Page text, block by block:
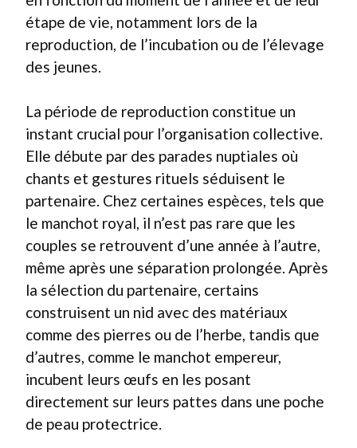
étape de vie, notamment lors de la
reproduction, de l’incubation ou de l’élevage
des jeunes.
La période de reproduction constitue un
instant crucial pour l’organisation collective.
Elle débute par des parades nuptiales où
chants et gestures rituels séduisent le
partenaire. Chez certaines espèces, tels que
le manchot royal, il n’est pas rare que les
couples se retrouvent d’une année à l’autre,
même après une séparation prolongée. Après
la sélection du partenaire, certains
construisent un nid avec des matériaux
comme des pierres ou de l’herbe, tandis que
d’autres, comme le manchot empereur,
incubent leurs œufs en les posant
directement sur leurs pattes dans une poche
de peau protectrice.